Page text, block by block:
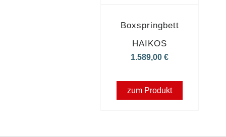
Boxspringbett
HAIKOS
1.589,00€
zum Produkt